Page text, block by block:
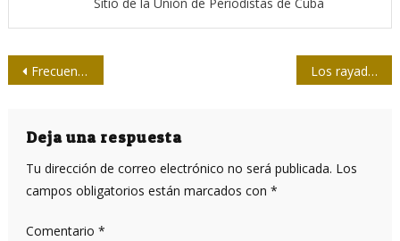
Navegación
entradas
Frecuencia total, 22 años en la preferencia popular Los rayadillos quieren inventarse un himno
Deja una respuesta
Tu dirección de correo electrónico no será publicada. Los
campos obligatorios están marcados con *
Comentario *